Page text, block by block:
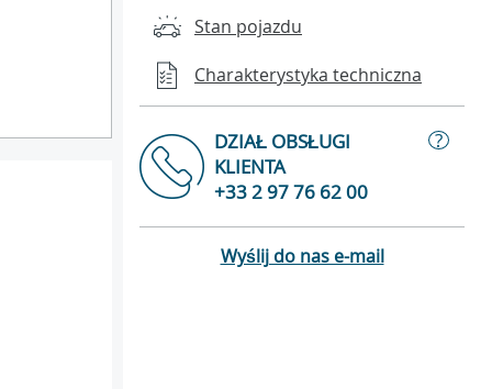
Stan pojazdu
Charakterystyka techniczna
DZIAŁ OBSŁUGI
KLIENTA
?
+33 2 97 76 62 00
Wyślij do nas e-mail